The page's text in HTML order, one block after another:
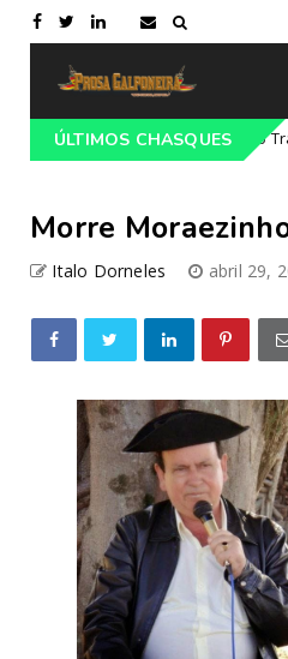
ÚLTIMOS CHASQUES
do 68º Congresso
Morre
Italo Dorneles abril 29,